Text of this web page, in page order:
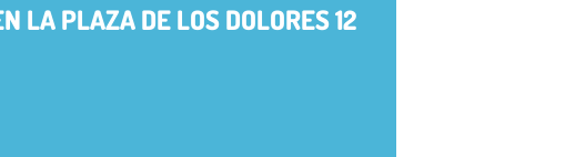
LA PLAZA DE LOS DOLORES 12